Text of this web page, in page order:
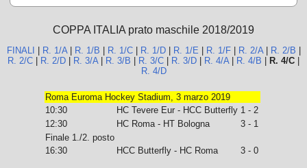
COPPA ITALIA prato maschile 2018/2019
FINALI R. 1/A| R. 1/B R. 1/C| R. 1/D| R. 1/E R. 1/F| R. 2/A| R. 2/B
R. 2/C
R. 2/D R. 3/A| R. 3/B R. 3/C R. 3/D R. 4/A| R. 4/B R. 4/C
R. 4/D
Roma Euroma Hockey Stadium, 3 marzo 2019
10:30
HC Tevere Eur - HCC Butterfly 1 - 2
12:30
HC Roma - HT Bologna
3 - 1
Finale 1./2. posto
16:30
HCC Butterfly - HC Roma 3 - 0